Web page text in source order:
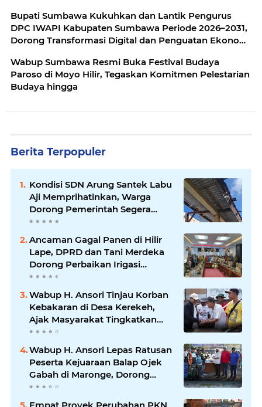
Bupati Sumbawa Kukuhkan dan Lantik Pengurus
DPC IWAPI Kabupaten Sumbawa Periode 2026–2031,
Dorong Transformasi Digital dan Penguatan Ekonomi
Wabup Sumbawa Resmi Buka Festival Budaya
Paroso di Moyo Hilir, Tegaskan Komitmen Pelestarian
Budaya hingga
Berita Terpopuler
Kondisi SDN Arung Santek Labu
Aji Memprihatinkan, Warga
Dorong Pemerintah Segera
Lakukan Asesmen dan
Ancaman Gagal Panen di Hilir
Lape, DPRD dan Tani Merdeka
Dorong Perbaikan Irigasi
Waduk Mamak
Wabup H. Ansori Tinjau Korban
Kebakaran di Desa Kerekeh,
Ajak Masyarakat Tingkatkan
Kewaspadaan terhadap Instalasi
Listrik
Wabup H. Ansori Lepas Ratusan
Peserta Kejuaraan Balap Ojek
Gabah di Maronge, Dorong
Sportivitas dan Perputaran
Ekonomi Lokal